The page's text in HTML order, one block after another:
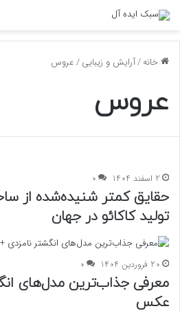
خانه/آرایش و زیبایی/عروس
عروس
2 اسفند 1404 0
حقایق کمتر شنیده‌شده از
تولید کاکائو در جهان
20 فروردین 1404 0
معرفی جذاب‌ترین مدل‌های
عکس